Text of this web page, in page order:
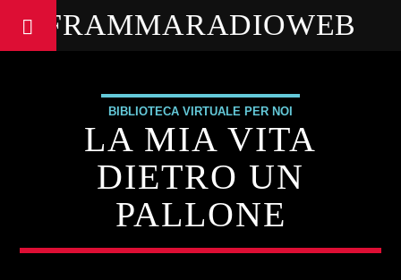
FRAMMARADIOWEB
BIBLIOTECA VIRTUALE PER NOI
LA MIA VITA
DIETRO UN
PALLONE